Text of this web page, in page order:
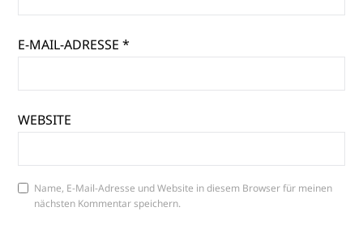
E-MAIL-ADRESSE*
WEBSITE
Name, E-Mail-Adresse und Website in diesem Browser für meinen
nächsten Kommentar speichern.